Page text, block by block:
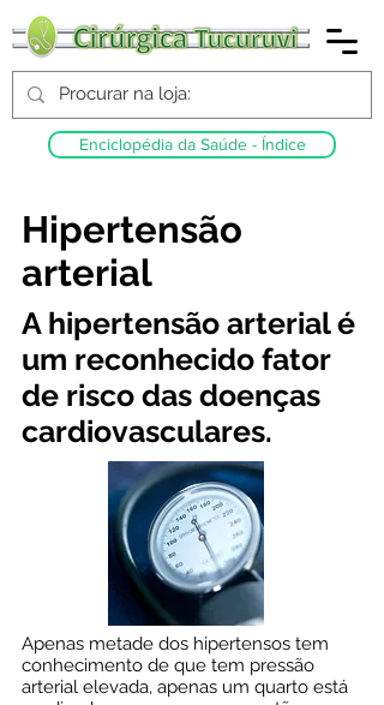
Enciclopédia da Saúde - Índice
Hipertensão
arterial
A hipertensão arterial é
um reconhecido fator
de risco das doenças
cardiovasculares.
Apenas metade dos hipertensos tem
conhecimento de que tem pressão
arterial elevada, apenas um quarto está